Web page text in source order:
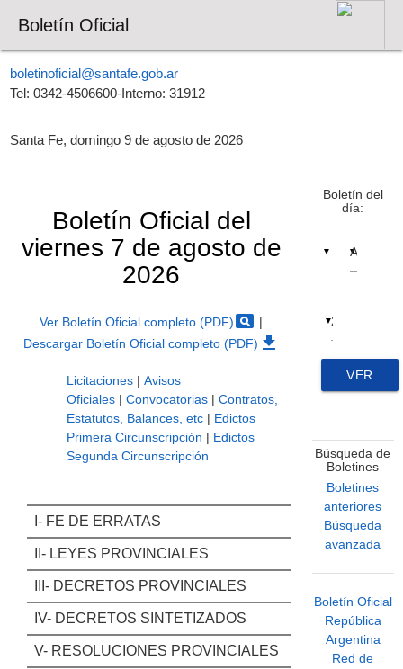
Boletín Oficial
boletinoficial@santafe.gob.ar
Tel: 0342-4506600-Interno: 31912
Santa Fe, domingo 9 de agosto de 2026
Boletín Oficial del
viernes 7 de agosto de
2026
Ver Boletín Oficial completo (PDF)pageview |
Descargar Boletín Oficial completo (PDF) file_download
Licitaciones| Avisos
Oficiales| Convocatorias| Contratos,
Estatutos, Balances, etc| Edictos
Primera Circunscripción | Edictos
Segunda Circunscripción
I- FE DE ERRATAS
II- LEYES PROVINCIALES
III- DECRETOS PROVINCIALES
IV- DECRETOS SINTETIZADOS
V- RESOLUCIONES PROVINCIALES
Boletín del
día:
▼ ▼
▼
VER
Búsqueda de
Boletines
Boletines
anteriores
Búsqueda
avanzada
Boletín Oficial
República
Argentina
Red de